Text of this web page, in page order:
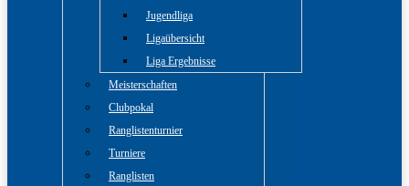
Jugendliga
Ligaübersicht
Liga Ergebnisse
Meisterschaften
Clubpokal
Ranglistenturnier
Turniere
Ranglisten